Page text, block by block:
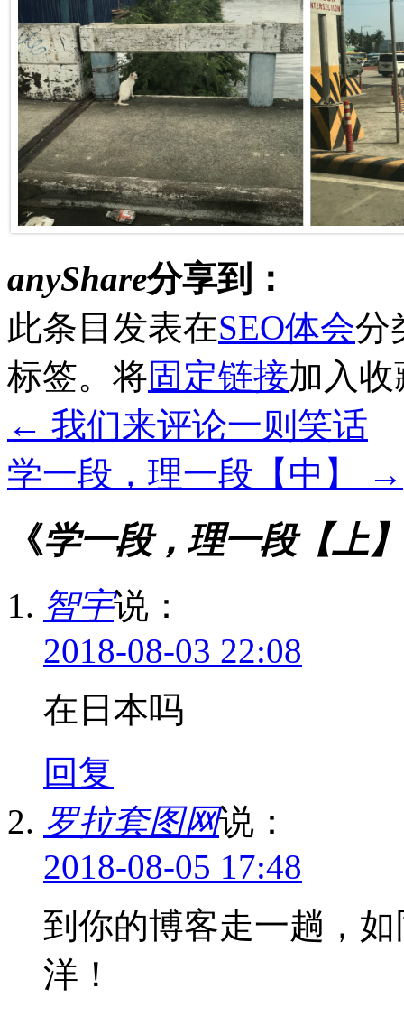
anyShare分享到：
此条目发表在SEO体会分
标签。将固定链接加入
← 我们来评论一则笑话
学一段，理一段【中】
→
《学一段，理一段【上】
智宇说：
2018-08-03 22:08
在日本吗
回复
罗拉套图网说：
2018-08-05 17:48
到你的博客走一趟，
洋！